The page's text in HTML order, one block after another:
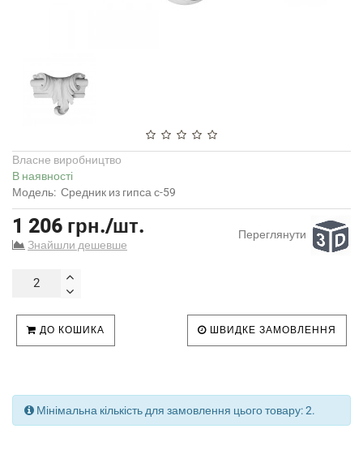
Власне виробництво
В наявності
Модель: Средник из гипса с-59
1 206 грн./шт.
Знайшли дешевше
Переглянути
ДО КОШИКА ШВИДКЕ ЗАМОВЛЕННЯ
Мінімальна кількість для замовлення цього товару: 2.